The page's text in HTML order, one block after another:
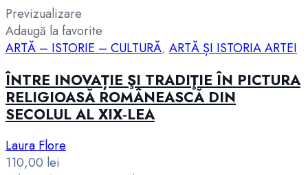
Previzualizare
Adaugă la favorite
ARTĂ – ISTORIE – CULTURĂ, ARTĂ ȘI ISTORIA ARTEI
ÎNTRE INOVAȚIE ŞI TRADIŢIE ÎN PICTURA
RELIGIOASĂ ROMÂNEASCĂ DIN
SECOLUL AL XIX‑LEA
Laura Flore
110,00 lei